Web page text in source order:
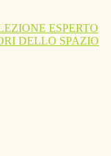
ESPERTO
DELLO SPAZIO